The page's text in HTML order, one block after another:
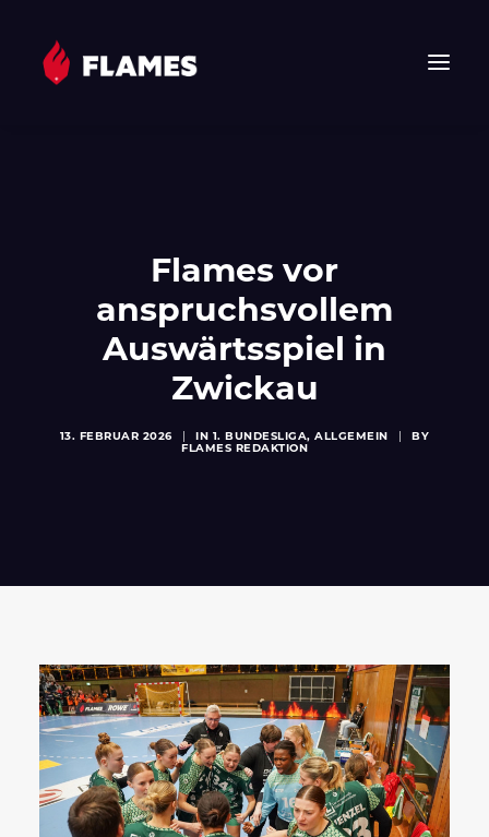
JUNIOR FLAMES
JUGEND
SPONSOREN & PARTNER
TICKETS
Flames vor
anspruchsvollem
Auswärtsspiel in
Zwickau
13. FEBRUAR 2026 IN 1. BUNDESLIGA,ALLGEMEIN
BY
FLAMES REDAKTION